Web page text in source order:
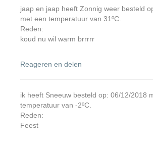
jaap en jaap heeft Zonnig weer besteld
met een temperatuur van 31ºC.
Reden:
koud nu wil warm brrrrr
Reageren en delen
ik heeft Sneeuw besteld op: 06/12/2018
temperatuur van -2ºC.
Reden:
Feest